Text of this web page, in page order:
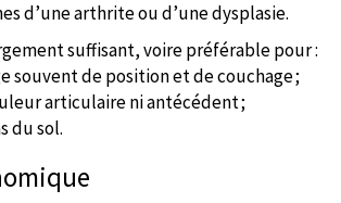
d’une arthrite ou d’une dysplasie.
suffisant, voire préférable pour :
souvent de position et de couchage ;
articulaire ni antécédent ;
du sol.